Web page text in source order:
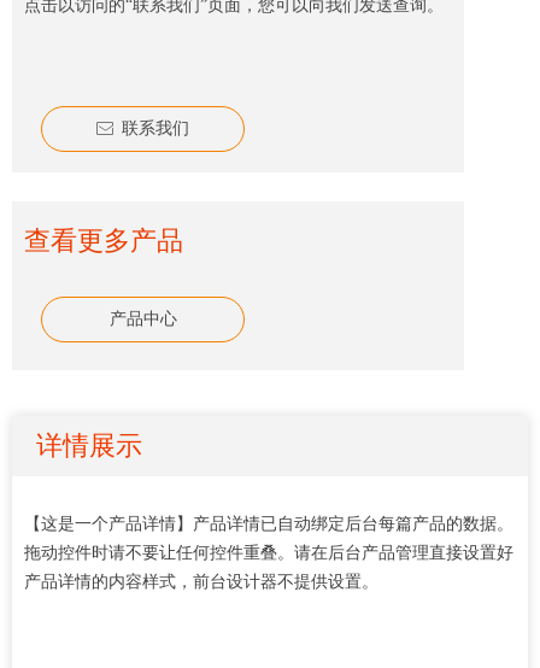
点击以访问的“联系我们”页面，您可以向我们发送查询。
ꂘ 联系我们
查看更多产品
产品中心
详情展示
【这是一个产品详情】产品详情已自动绑定后台每篇产品的数据。
拖动控件时请不要让任何控件重叠。请在后台产品管理直接设置好
产品详情的内容样式，前台设计器不提供设置。